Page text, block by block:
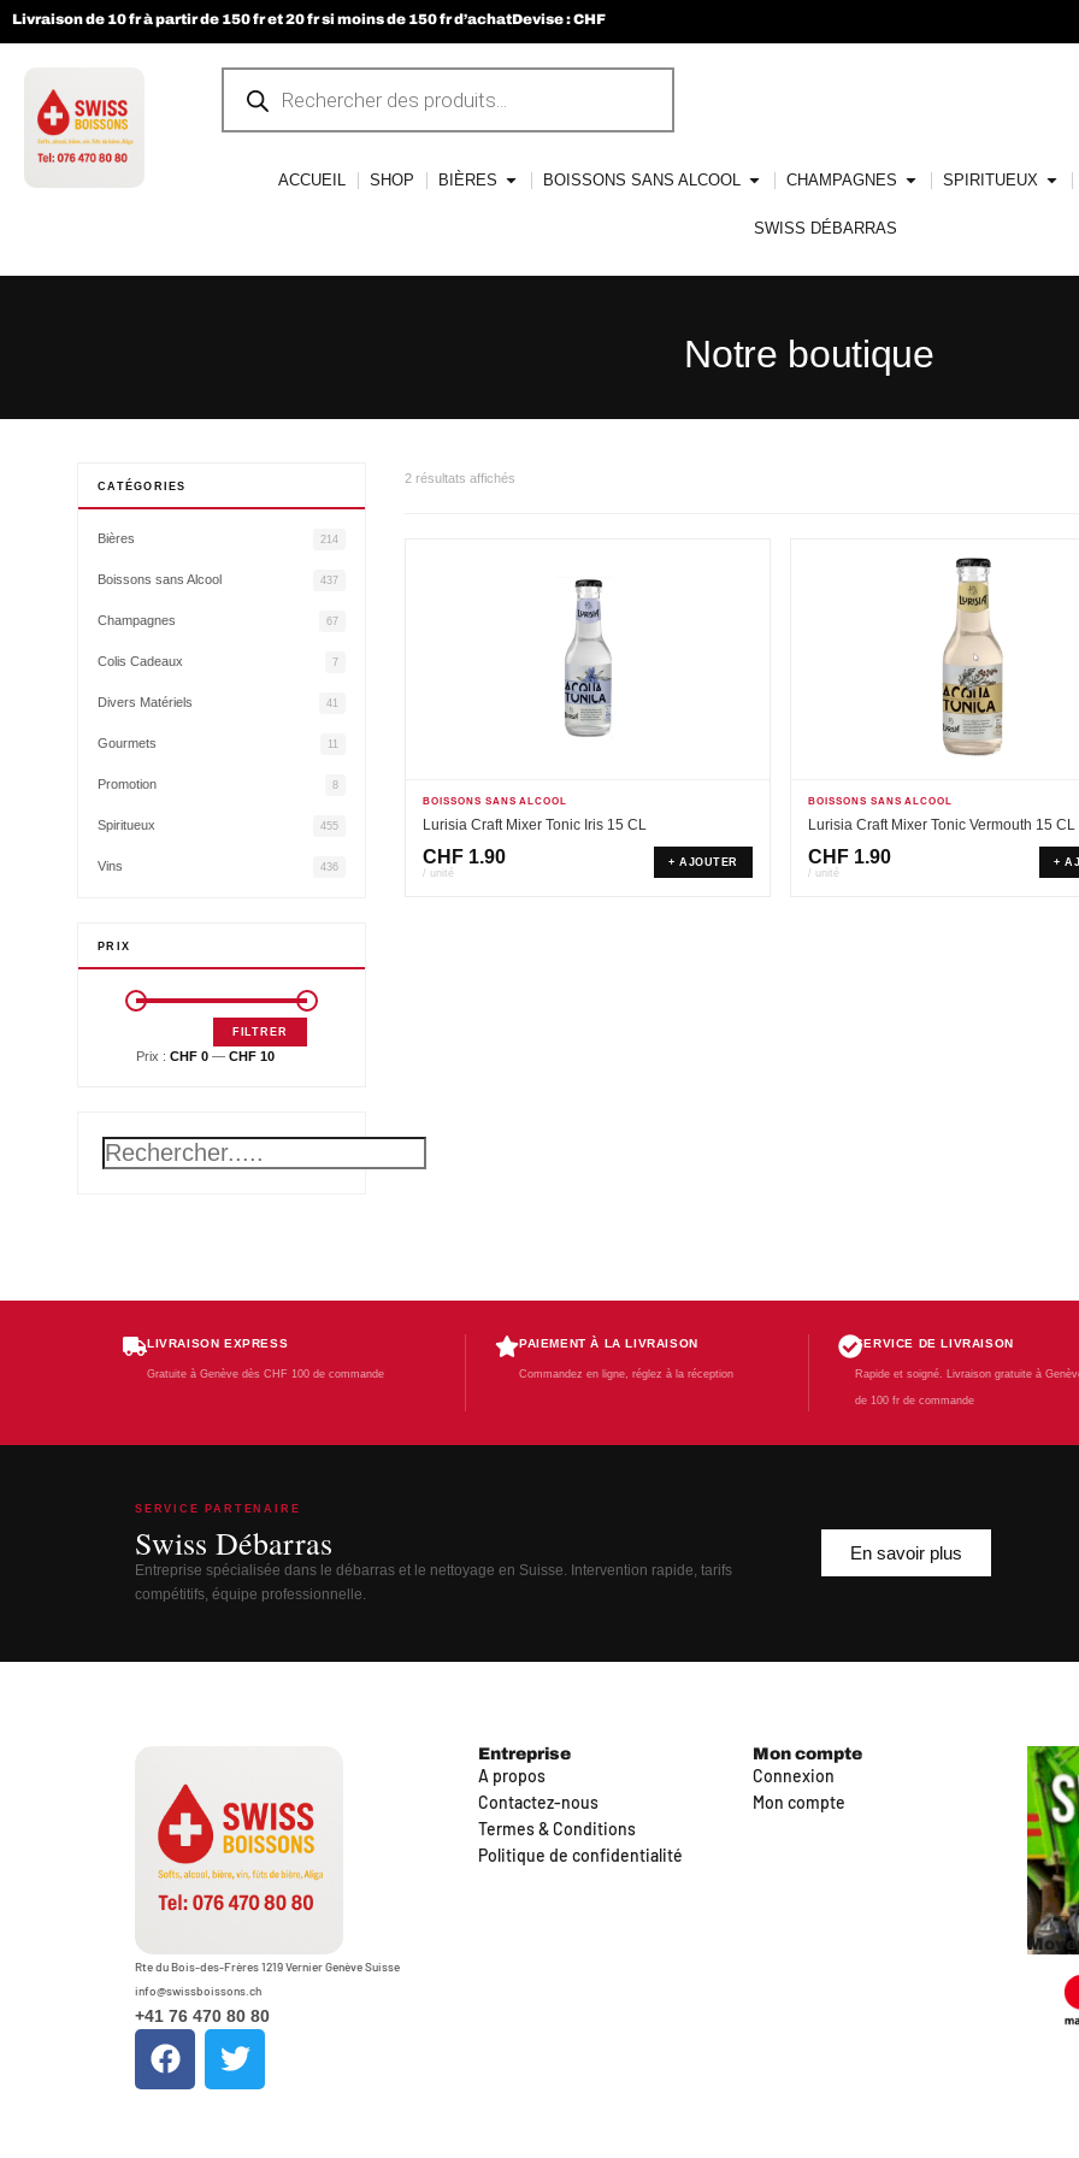
Livraison de 10 fr à partir de 150 fr et 20 fr si moins de 150 fr d’achatDevise : CHF
ACCUEIL SHOP BIÈRES BOISSONS SANS ALCOOL CHAMPAGNES SPIRITUEUX
SWISS DÉBARRAS
Notre boutique
CATÉGORIES
Bières 214
Boissons sans Alcool 437
Champagnes 67
Colis Cadeaux 7
Divers Matériels 41
Gourmets 11
Promotion 8
Spiritueux 455
Vins 436
PRIX
FILTRER
Prix : CHF 0 — CHF 10
2 résultats affichés
BOISSONS SANS ALCOOL
Lurisia Craft Mixer Tonic Iris 15 CL
CHF 1.90
/ unité
+ AJOUTER
BOISSONS SANS ALCOOL
Lurisia Craft Mixer Tonic Vermouth 15 CL
CHF 1.90
/ unité
+
LIVRAISON EXPRESS
Gratuite à Genève dès CHF 100 de commande
PAIEMENT À LA LIVRAISON
Commandez en ligne, réglez à la réception
SERVICE DE LIVRAISON
Rapide et soigné. Livraison gratuite à
de 100 fr de commande
SERVICE PARTENAIRE
Swiss Débarras
Entreprise spécialisée dans le débarras et le nettoyage en Suisse. Intervention rapide, tarifs
compétitifs, équipe professionnelle.
En savoir plus
Rte du Bois-des-Frères 1219 Vernier Genève Suisse
info@swissboissons.ch
+41 76 470 80 80
Entreprise
A propos
Contactez-nous
Termes & Conditions
Politique de confidentialité
Mon compte
Connexion
Mon compte